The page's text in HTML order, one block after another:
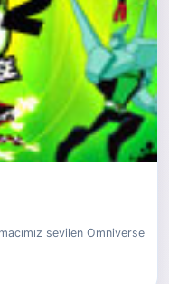
sevilen Omniverse